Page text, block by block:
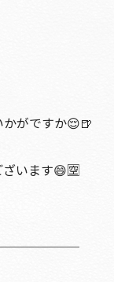
がですか😌🍺
います😄🈳